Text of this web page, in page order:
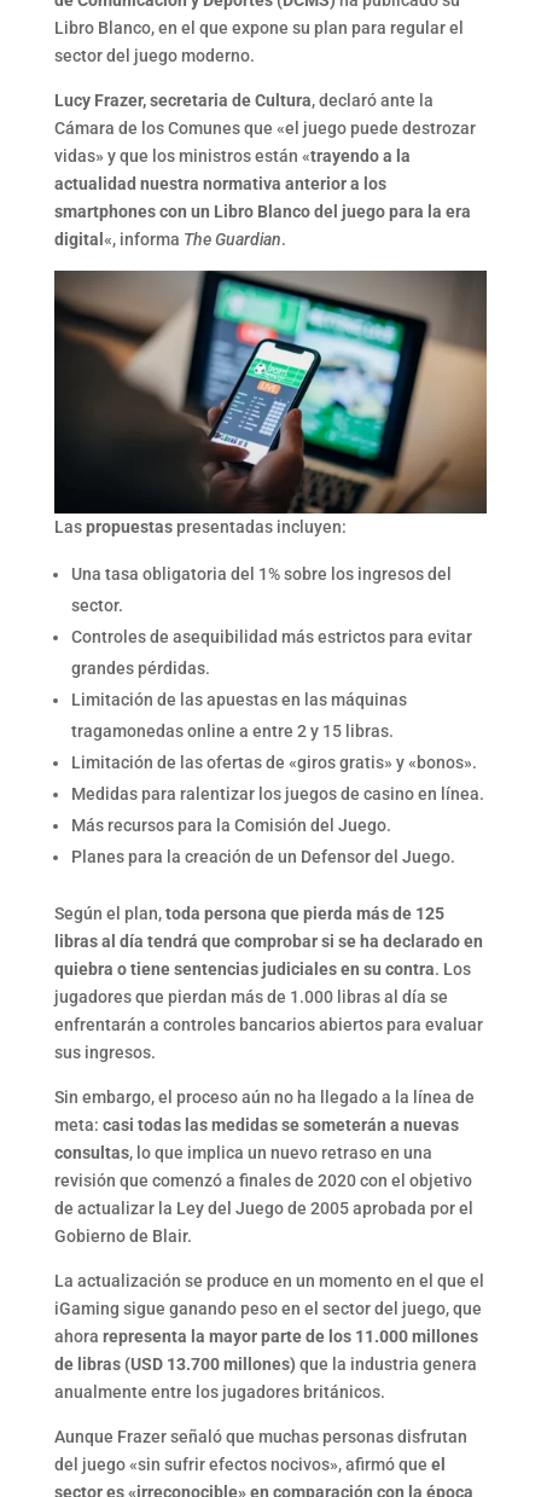
Libro Blanco, en el que expone su plan para regular el
sector del juego moderno.
Lucy Frazer, secretaria de Cultura, declaró ante la
Cámara de los Comunes que «el juego puede destrozar
vidas» y que los ministros están «trayendo a la
actualidad nuestra normativa anterior a los
smartphones con un Libro Blanco del juego para la era
digital «, informa The Guardian.
Laspropuestas presentadas incluyen:
Una tasa obligatoria del 1% sobre los ingresos del
sector.
Controles de asequibilidad más estrictos para evitar
grandes pérdidas.
Limitación de las apuestas en las máquinas
tragamonedas online a entre 2 y 15 libras.
Limitación de las ofertas de «giros gratis» y «bonos».
Medidas para ralentizar los juegos de casino en línea.
Más recursos para la Comisión del Juego.
Planes para la creación de un Defensor del Juego.
Según el plan,toda persona que pierda más de 125
libras al día tendrá que comprobar si se ha declarado en
quiebra o tiene sentencias judiciales en su contra. Los
jugadores que pierdan más de 1.000 libras al día se
enfrentarán a controles bancarios abiertos para evaluar
sus ingresos.
Sin embargo, el proceso aún no ha llegado a la línea de
meta: casi todas las medidas se someterán a nuevas
consultas, lo que implica un nuevo retraso en una
revisión que comenzó a finales de 2020 con el objetivo
de actualizar la Ley del Juego de 2005 aprobada por el
Gobierno de Blair.
La actualización se produce en un momento en el que el
iGaming sigue ganando peso en el sector del juego, que
ahora representa la mayor parte de los 11.000 millones
de libras (USD 13.700 millones) que la industria genera
anualmente entre los jugadores británicos.
Aunque Frazer señaló que muchas personas disfrutan
del juego «sin sufrir efectos nocivos», afirmó que el
sector es «irreconocible» en comparación con la época